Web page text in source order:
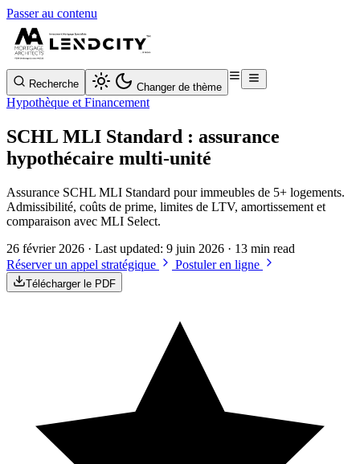
Passer au contenu
Recherche Changer de thème
Hypothèque et Financement
SCHL MLI Standard : assurance
hypothécaire multi-unité
Assurance SCHL MLI Standard pour immeubles de 5+ logements.
Admissibilité, coûts de prime, limites de LTV, amortissement et
comparaison avec MLI Select.
26 février 2026 · Last updated: 9 juin 2026 · 13 min read
Réserver un appel stratégique
Postuler en ligne
Télécharger le PDF